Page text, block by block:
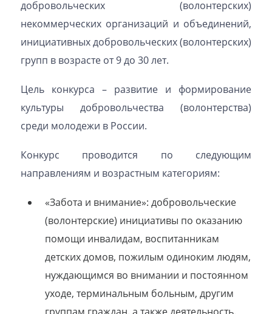
добровольческих (волонтерских)
некоммерческих организаций и объединений,
инициативных добровольческих (волонтерских)
групп в возрасте от 9 до 30 лет.
Цель конкурса – развитие и формирование
культуры добровольчества (волонтерства)
среди молодежи в России.
Конкурс проводится по следующим
направлениям и возрастным категориям:
«Забота и внимание»: добровольческие
(волонтерские) инициативы по оказанию
помощи инвалидам, воспитанникам
детских домов, пожилым одиноким людям,
нуждающимся во внимании и постоянном
уходе, терминальным больным, другим